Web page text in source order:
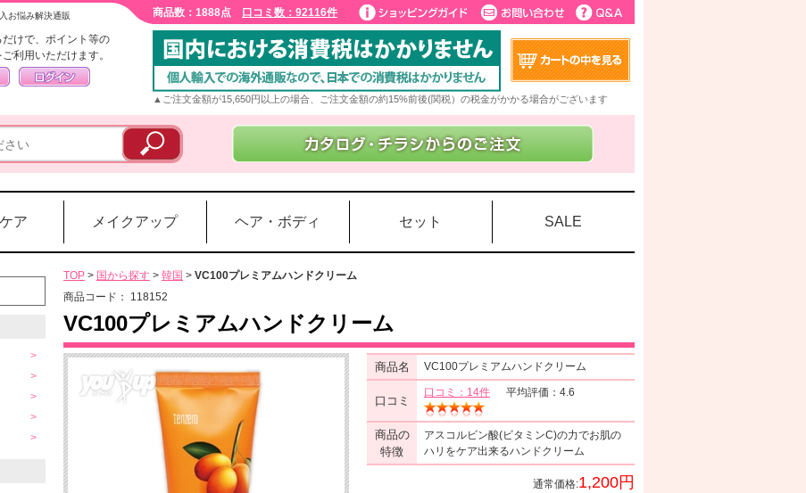
お悩み解決通販 商品数：1888点 口コミ数：92116件
けで、ポイント等の
利用いただけます。
▲ご注文金額が15,650円以上の場合、ご注文金額の約15%前後(関税）の税金がかかる場合がございます
ア メイクアップ ヘア・ボディ セット SALE
TOP > 国から探す > 韓国 > VC100プレミアムハンドクリーム
商品コード： 118152
VC100プレミアムハンドクリーム
商品名 VC100プレミアムハンドクリーム
口コミ
口コミ：14件 平均評価：4.6
商品の
特徴
アスコルビン酸(ビタミンC)の力でお肌の
ハリをケア出来るハンドクリーム
通常価格:1,200円